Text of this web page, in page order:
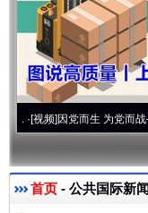
因党而生 为党而战——百
首页 - 公共国际新